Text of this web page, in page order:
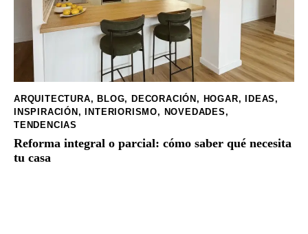
ARQUITECTURA, BLOG, DECORACIÓN, HOGAR, IDEAS,
INSPIRACIÓN , INTERIORISMO, NOVEDADES,
TENDENCIAS
Reforma integral o parcial: cómo saber qué necesita
tu casa